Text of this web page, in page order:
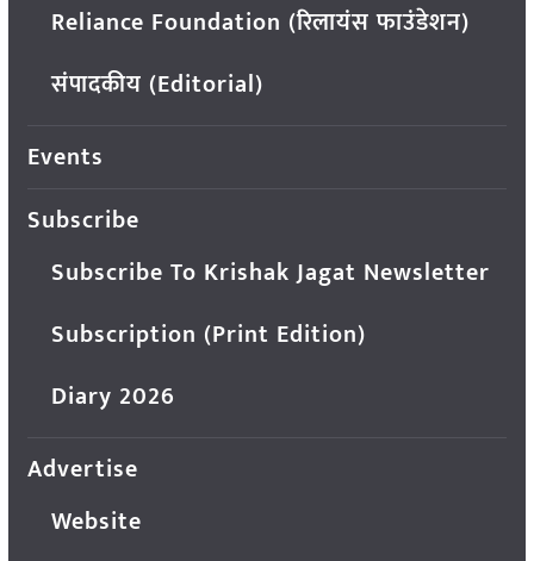
Reliance Foundation (रिलायंस फाउंडेशन)
संपादकीय (Editorial)
Events
Subscribe
Subscribe To Krishak Jagat Newsletter
Subscription (Print Edition)
Diary 2026
Advertise
Website